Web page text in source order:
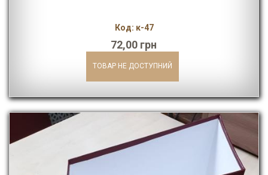
Код: к-47
72,00 грн